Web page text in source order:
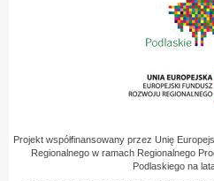
Projekt współfinansowany przez Unię
Regionalnego w ramach Regionalnego
Podlaskiego na